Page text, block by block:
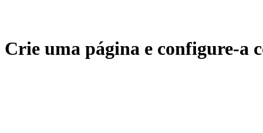
Crie uma página e configure-a